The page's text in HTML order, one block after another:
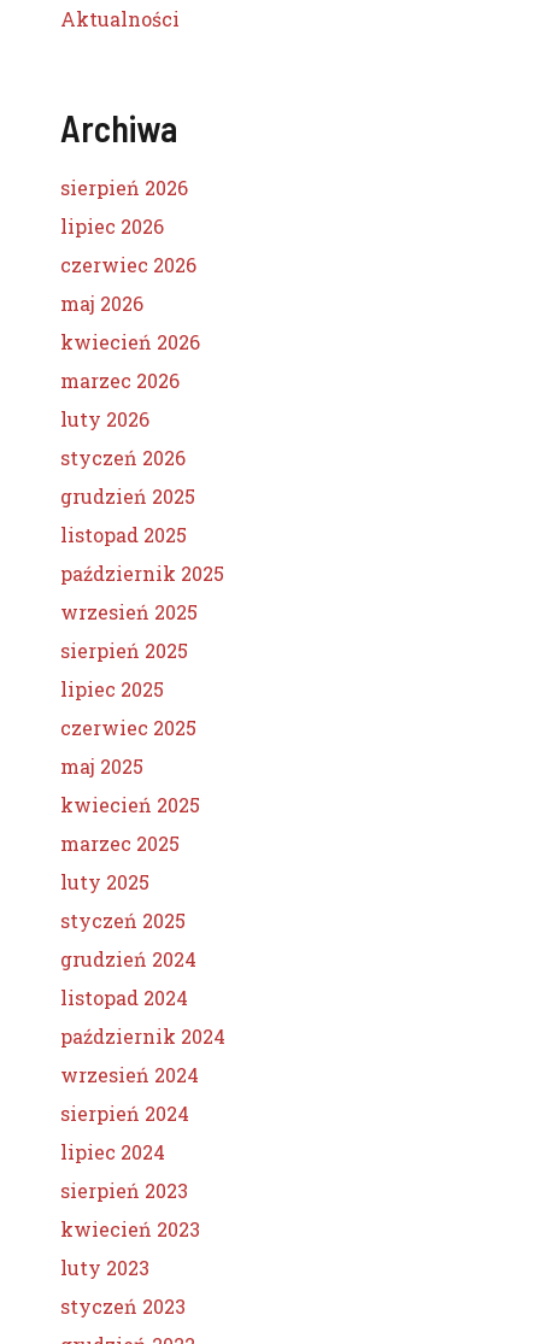
Aktualności
Archiwa
sierpień 2026
lipiec 2026
czerwiec 2026
maj 2026
kwiecień 2026
marzec 2026
luty 2026
styczeń 2026
grudzień 2025
listopad 2025
październik 2025
wrzesień 2025
sierpień 2025
lipiec 2025
czerwiec 2025
maj 2025
kwiecień 2025
marzec 2025
luty 2025
styczeń 2025
grudzień 2024
listopad 2024
październik 2024
wrzesień 2024
sierpień 2024
lipiec 2024
sierpień 2023
kwiecień 2023
luty 2023
styczeń 2023